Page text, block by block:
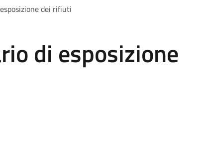
dei rifiuti
di esposizione